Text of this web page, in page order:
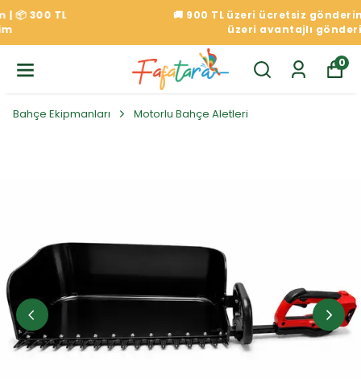
🚚 900 TL üzeri ücretsiz gönderim | 📦 300 TL
üzeri avantajlı gönderim
0
Bahçe Ekipmanları Motorlu Bahçe Aletleri